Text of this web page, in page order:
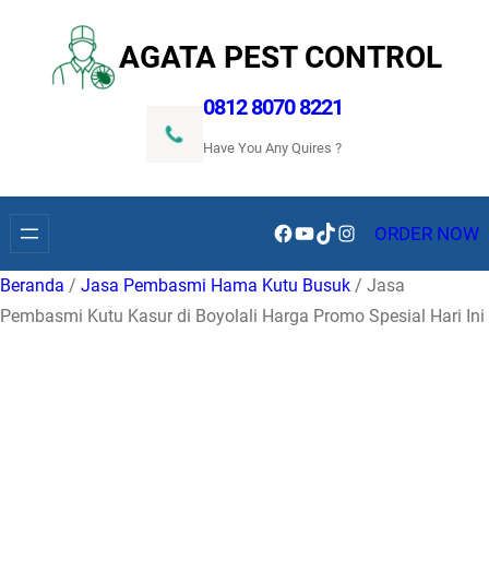
konten
AGATA PEST CONTROL
0812 8070 8221
Have You Any Quires ?
Facebook
YouTube
TikTokInstagramORDER NOW
Beranda / Jasa Pembasmi Hama Kutu Busuk / Jasa
Pembasmi Kutu Kasur di Boyolali Harga Promo Spesial Hari Ini